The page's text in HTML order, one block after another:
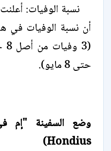
نسبة الوفيات:
حتى 8 مايو).
Hondius)